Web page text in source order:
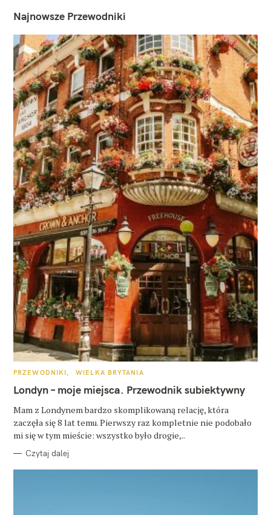
Najnowsze Przewodniki
K
T
E
O
R
I
PRZEWODNIKI WIELKA BRYTANIA
Londyn – moje miejsca. Przewodnik subiektywny
Mam z Londynem bardzo skomplikowaną relację, która
zaczęła się 8 lat temu. Pierwszy raz kompletnie nie podobało
mi się w tym mieście: wszystko było drogie,..
Czytaj dalej